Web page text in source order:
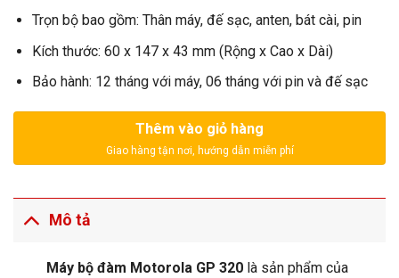
Trọn bộ bao gồm: Thân máy, đế sạc, anten, bát cài, pin
Kích thước: 60 x 147 x 43 mm (Rộng x Cao x Dài)
Bảo hành: 12 tháng với máy, 06 tháng với pin và đế sạc
Thêm vào giỏ hàng
Mô tả
Máy bộ đàm Motorola GP 320là sản phẩm của